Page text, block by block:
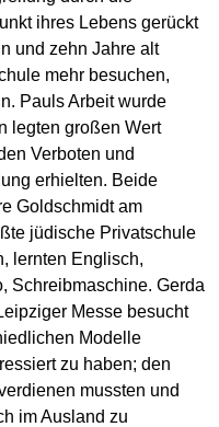
ihres Lebens gerückt
und zehn Jahre alt
mehr besuchen,
Pauls Arbeit wurde
legten großen Wert
Verboten und
erhielten. Beide
Goldschmidt am
jüdische Privatschule
lernten Englisch,
Schreibmaschine. Gerda
Messe besucht
Modelle
zu haben; den
mussten und
im Ausland zu